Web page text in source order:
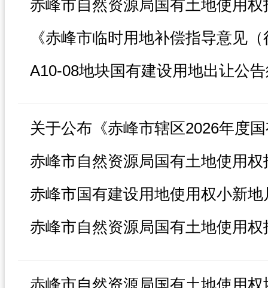
A10-08地块国有建设用地出让公